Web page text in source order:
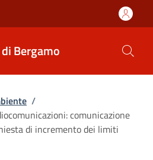
Bergamo
/
comunicazione
di incremento dei limiti